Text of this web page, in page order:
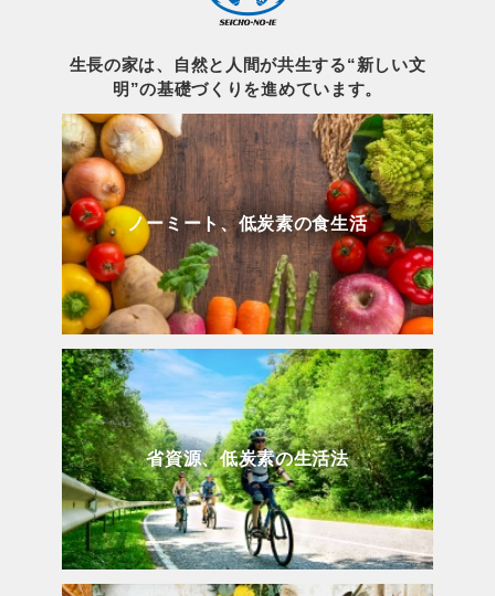
生長の家は、自然と人間が共生する“新しい文
明”の基礎づくりを進めています。
ノーミート、低炭素の食生活
省資源、低炭素の生活法